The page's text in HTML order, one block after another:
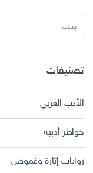
البحث
عن:
تصنيفات
الأدب العربي
خواطر أدبية
روايات إثارة وغموض